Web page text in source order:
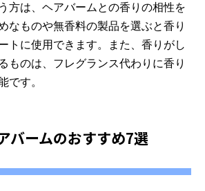
方は、ヘアバームとの香りの相性を
なものや無香料の製品を選ぶと香り
トに使用できます。また、香りがし
ものは、フレグランス代わりに香り
です。
バームのおすすめ7選